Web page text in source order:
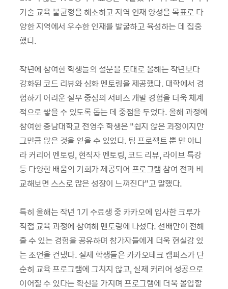
기술 교육 불균형을 해소하고 지역 인재 양성을 목표로 다
양한 지역에서 우수한 인재를 발굴하고 육성하는 데 집중
했다.
작년에 참여한 학생들의 설문을 토대로 올해는 작년보다
강화된 코드 리뷰와 심화 멘토링을 제공했다. 대학에서 경
험하기 어려운 실무 중심의 서비스 개발 경험을 더욱 체계
적으로 쌓을 수 있도록 돕는 데 중점을 두었다. 올해 과정에
참여한 충남대학교 전영주 학생은 “쉽지 않은 과정이지만
그만큼 많은 것을 얻을 수 있었다. 팀 프로젝트 뿐 만 아니
라 커리어 멘토링, 현직자 멘토링, 코드 리뷰, 라이브 특강
등 다양한 배움의 기회가 제공되어 프로그램 참여 전과 비
교해보면 스스로 많은 성장이 느껴진다”고 말했다.
특히 올해는 작년 1기 수료생 중 카카오에 입사한 크루가
직접 교육 과정에 참여해 멘토링에 나섰다. 선배만이 전해
줄 수 있는 경험을 공유하며 참가자들에게 더욱 현실감 있
는 조언을 건냈다. 실제 학생들은 카카오테크 캠퍼스가 단
순히 교육 프로그램에 그치지 않고, 실제 커리어 성공으로
이어질 수 있다는 확신을 가지며 프로그램에 더욱 몰입할